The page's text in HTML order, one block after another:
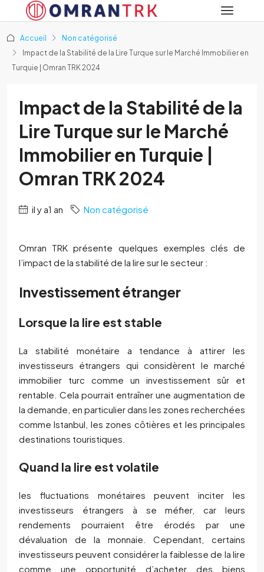
Accueil
Non catégorisé
Impact de la Stabilité de la Lire Turque sur le Marché Immobilier en
Turquie | Omran TRK 2024
Impact de la Stabilité de la
Lire Turque sur le Marché
Immobilier en Turquie |
Omran TRK 2024
il y a1 an Non catégorisé
Omran TRK présente quelques exemples clés de
l’impact de la stabilité de la lire sur le secteur :
Investissement étranger
Lorsque la lire est stable
La stabilité monétaire a tendance à attirer les
investisseurs étrangers qui considèrent le marché
immobilier turc comme un investissement sûr et
rentable. Cela pourrait entraîner une augmentation de
la demande, en particulier dans les zones recherchées
comme Istanbul, les zones côtières et les principales
destinations touristiques.
Quand la lire est volatile
les fluctuations monétaires peuvent inciter les
investisseurs étrangers à se méfier, car leurs
rendements pourraient être érodés par une
dévaluation de la monnaie. Cependant, certains
investisseurs peuvent considérer la faiblesse de la lire
comme une opportunité d’acheter des biens